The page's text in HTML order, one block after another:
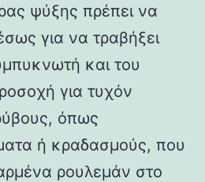
ψύξης πρέπει να
για να τραβήξει
και του
για τυχόν
όπως
ή κραδασμούς, που
ρουλεμάν στο